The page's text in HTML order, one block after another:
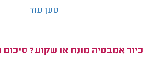
טען עוד
כיור אמבטיה מונח או שקוע?